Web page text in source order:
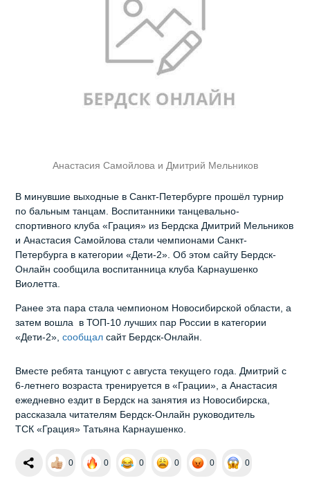
Анастасия Самойлова и Дмитрий Мельников
В минувшие выходные в Санкт-Петербурге прошёл турнир
по бальным танцам. Воспитанники танцевально-
спортивного клуба «Грация» из Бердска Дмитрий Мельников
и Анастасия Самойлова стали чемпионами Санкт-
Петербурга в категории «Дети-2». Об этом сайту Бердск-
Онлайн сообщила воспитанница клуба Карнаушенко
Виолетта.
Ранее эта пара стала чемпионом Новосибирской области, а
затем вошла в ТОП-10 лучших пар России в категории
«Дети-2»,сообщалсайт Бердск-Онлайн.
Вместе ребята танцуют с августа текущего года. Дмитрий с
6-летнего возраста тренируется в «Грации», а Анастасия
ежедневно ездит в Бердск на занятия из Новосибирска,
рассказала читателям Бердск-Онлайн руководитель
ТСК «Грация» Татьяна Карнаушенко.
0 0 0 0 0 0